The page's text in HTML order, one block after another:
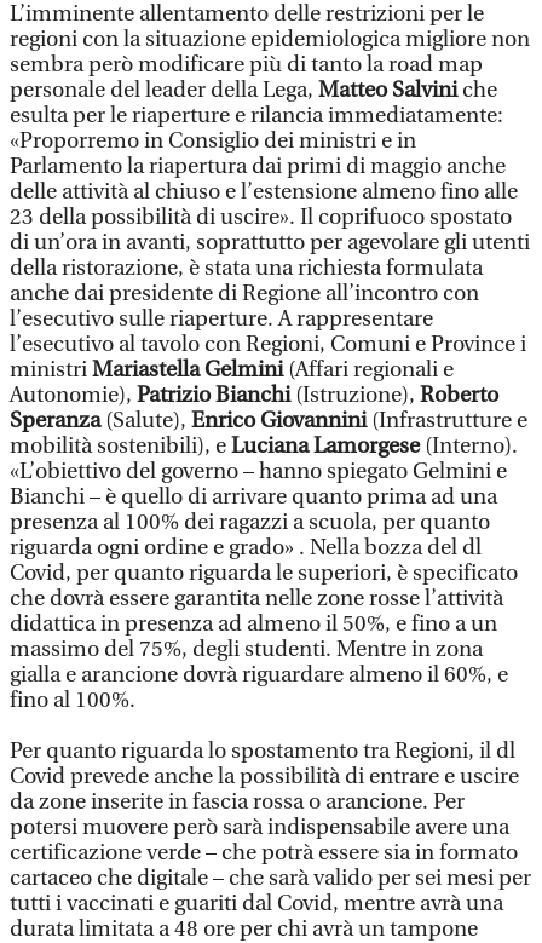
L’imminente allentamento delle restrizioni per le
regioni con la situazione epidemiologica migliore non
sembra però modificare più di tanto la road map
personale del leader della Lega, Matteo Salviniche
esulta per le riaperture e rilancia immediatamente:
«Proporremo in Consiglio dei ministri e in
Parlamento la riapertura dai primi di maggio anche
delle attività al chiuso e l’estensione almeno fino alle
23 della possibilità di uscire». Il coprifuoco spostato
di un’ora in avanti, soprattutto per agevolare gli utenti
della ristorazione, è stata una richiesta formulata
anche dai presidente di Regione all’incontro con
l’esecutivo sulle riaperture. A rappresentare
l’esecutivo al tavolo con Regioni, Comuni e Province i
ministriMariastella Gelmini(Affari regionali e
Autonomie), Patrizio Bianchi(Istruzione), Roberto
Speranza(Salute), Enrico Giovannini(Infrastrutture e
mobilità sostenibili), eLuciana Lamorgese(Interno).
«L’obiettivo del governo – hanno spiegato Gelmini e
Bianchi – è quello di arrivare quanto prima ad una
presenza al 100% dei ragazzi a scuola, per quanto
riguarda ogni ordine e grado» . Nella bozza del dl
Covid, per quanto riguarda le superiori, è specificato
che dovrà essere garantita nelle zone rosse l’attività
didattica in presenza ad almeno il 50%, e fino a un
massimo del 75%, degli studenti. Mentre in zona
gialla e arancione dovrà riguardare almeno il 60%, e
fino al 100%.
Per quanto riguarda lo spostamento tra Regioni, il dl
Covid prevede anche la possibilità di entrare e uscire
da zone inserite in fascia rossa o arancione. Per
potersi muovere però sarà indispensabile avere una
certificazione verde – che potrà essere sia in formato
cartaceo che digitale – che sarà valido per sei mesi per
tutti i vaccinati e guariti dal Covid, mentre avrà una
durata limitata a 48 ore per chi avrà un tampone